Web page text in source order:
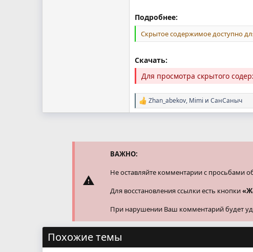
Подробнее:
Скрытое содержимое доступно
Скачать:
Для просмотра скрытого
Р
е
и
Zhan_abekov, Mimi и СанСаныч
ВАЖНО:
Не оставляйте комментарии с просьбами
Для восстановления ссылки есть кнопки
При нарушении Ваш комментарий будет
Похожие темы